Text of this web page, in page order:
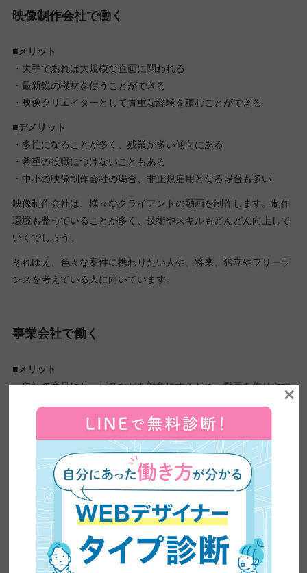
映像制作会社で働く
■メリット
・大手であれば大規模な企画に関われる
・最新鋭の機材を使うことができる
・映像クリエイターとして貴重な経験を積むことができる
■デメリット
・多忙になることが多く、残業が多い傾向にある
・希望の役職につけないこともある
・中小の映像制作会社の場合、非正規雇用となる場合も多い
映像制作会社は、様々なクライアントの動画を制作します。制作
環境も整っていることが多く、技術やスキルもどんどん向上して
いくでしょう。
それゆえ、色々な案件に携わりたい人や、将来、独立やフリーラ
ンスを考えている人に向いています。
事業会社で働く
■メリット
・自社の商品やサービスなどを対象にするため、動画を作りやす
・クライアントが自社なので、コミュニケーションが取りやすい
・動画の反応をすぐに確認でき、修正もしやすい
■デメリット
・映像制作会社に比べ、色々な種類の案件に携われない
・研修制度や勉強会も少ないことが多く、技術・スキルを向上し
にくい傾向にある
・機材やマニュアルなど、制作環境が整っていないケースも多い
クライアントの映像制作とは異なり、自社の映像制作は「動画を
×